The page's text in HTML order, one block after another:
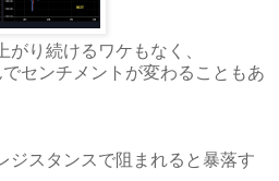
がり続けるワケもなく、
センチメントが変わることもあ
ジスタンスで阻まれると暴落す